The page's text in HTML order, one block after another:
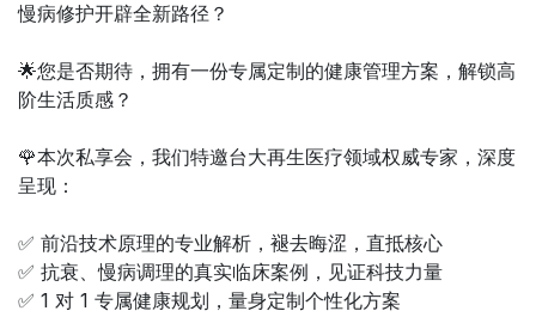
慢病修护开辟全新路径？
🌟您是否期待，拥有一份专属定制的健康管理方案，解锁高
阶生活质感？
🌹本次私享会，我们特邀台大再生医疗领域权威专家，深度
呈现：
✅ 前沿技术原理的专业解析，褪去晦涩，直抵核心
✅ 抗衰、慢病调理的真实临床案例，见证科技力量
✅ 1 对 1 专属健康规划，量身定制个性化方案